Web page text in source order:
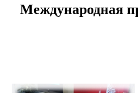
Международная